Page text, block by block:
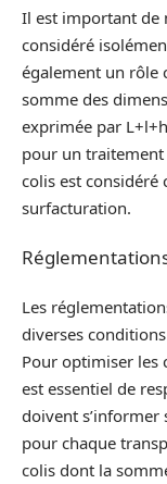
Il est important de
considéré
également un rôle
somme des
exprimée par
pour un traitement
colis est
surfacturation.
Les
diverses
Pour optimiser les
est essentiel de
doivent
pour chaque
colis dont la